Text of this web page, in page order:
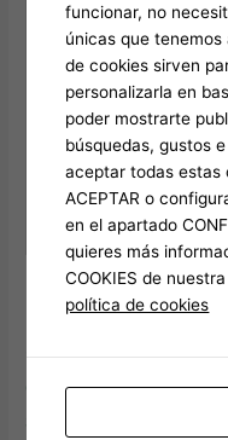
chimique
Réaction à la
prédation
Les Différences
Chaque espèce de
comportement
son évolution. Le
funcionar, no
únicas que
de cookies sirven
personalizarla en
poder mostrarte
búsquedas, gustos
aceptar todas estas
ACEPTAR o
en el apartado
quieres más
COOKIES de
política de cookies